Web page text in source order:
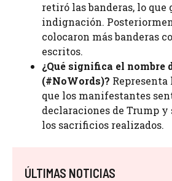
retiró las banderas, lo que
indignación.
colocaron más banderas
escritos.
¿Qué significa el nombre
(#NoWords)?
que los manifestantes
declaraciones de Trump y
los sacrificios realizados.
ÚLTIMAS NOTICIAS